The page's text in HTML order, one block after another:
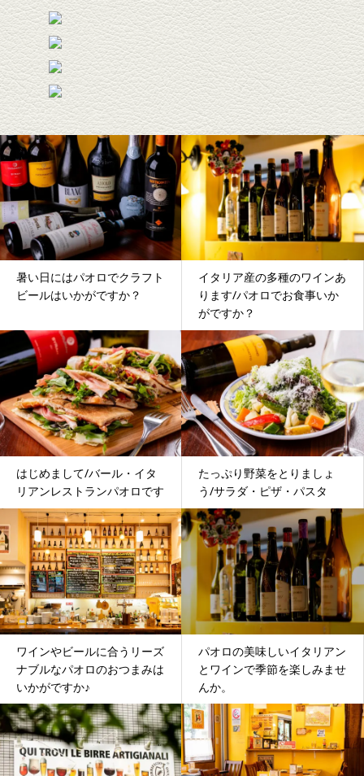
暑い日にはパオロでクラフト
ビールはいかがですか？
イタリア産の多種のワインあ
ります/パオロでお食事いか
がですか？
はじめまして/バール・イタ
リアンレストランパオロです
たっぷり野菜をとりましょ
う/サラダ・ピザ・パスタ
ワインやビールに合うリーズ
ナブルなパオロのおつまみは
いかがですか♪
パオロの美味しいイタリアン
とワインで季節を楽しみませ
んか。